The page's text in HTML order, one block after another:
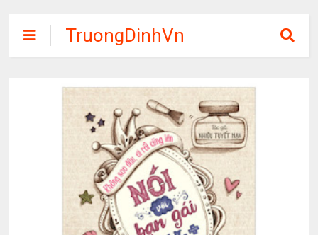
TruongDinhVn
Chia sẽ ebook,
phần mềm học
tập miễn phí